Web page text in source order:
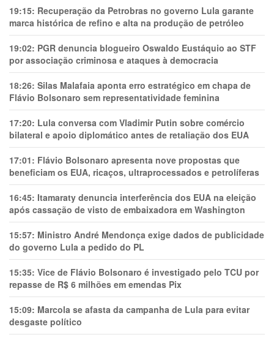
19:15: Recuperação da Petrobras no governo Lula garante
marca histórica de refino e alta na produção de petróleo
19:02: PGR denuncia blogueiro Oswaldo Eustáquio ao STF
por associação criminosa e ataques à democracia
18:26: Silas Malafaia aponta erro estratégico em chapa de
Flávio Bolsonaro sem representatividade feminina
17:20: Lula conversa com Vladimir Putin sobre comércio
bilateral e apoio diplomático antes de retaliação dos EUA
17:01: Flávio Bolsonaro apresenta nove propostas que
beneficiam os EUA, ricaços, ultraprocessados e petrolíferas
16:45: Itamaraty denuncia interferência dos EUA na eleição
após cassação de visto de embaixadora em Washington
15:57: Ministro André Mendonça exige dados de publicidade
do governo Lula a pedido do PL
15:35: Vice de Flávio Bolsonaro é investigado pelo TCU por
repasse de R$ 6 milhões em emendas Pix
15:09: Marcola se afasta da campanha de Lula para evitar
desgaste político